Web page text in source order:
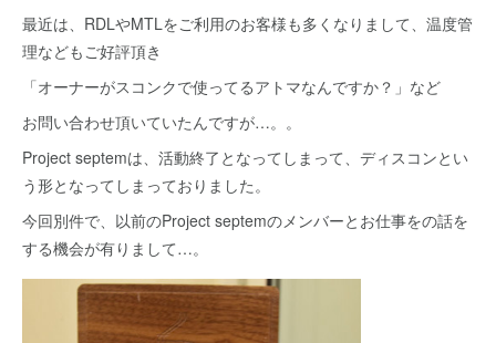
最近は、RDLやMTLをご利用のお客様も多くなりまして、温度管
理などもご好評頂き
「オーナーがスコンクで使ってるアトマなんですか？」など
お問い合わせ頂いていたんですが…。。
Project septemは、活動終了となってしまって、ディスコンとい
う形となってしまっておりました。
今回別件で、以前のProject septemのメンバーとお仕事をの話を
する機会が有りまして…。